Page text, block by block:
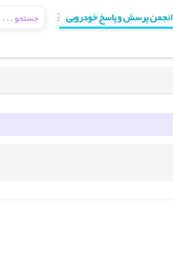
انجمن پرسش و پاسخ خودرویی